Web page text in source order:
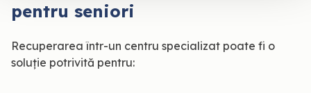
pentru seniori
Recuperarea într-un centru specializat poate fi o
soluție potrivită pentru: